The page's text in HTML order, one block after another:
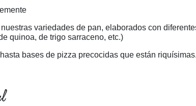
variedades de pan, elaborados con
quinoa, de trigo sarraceno, etc.)
bases de pizza precocidas que están riquísimas.